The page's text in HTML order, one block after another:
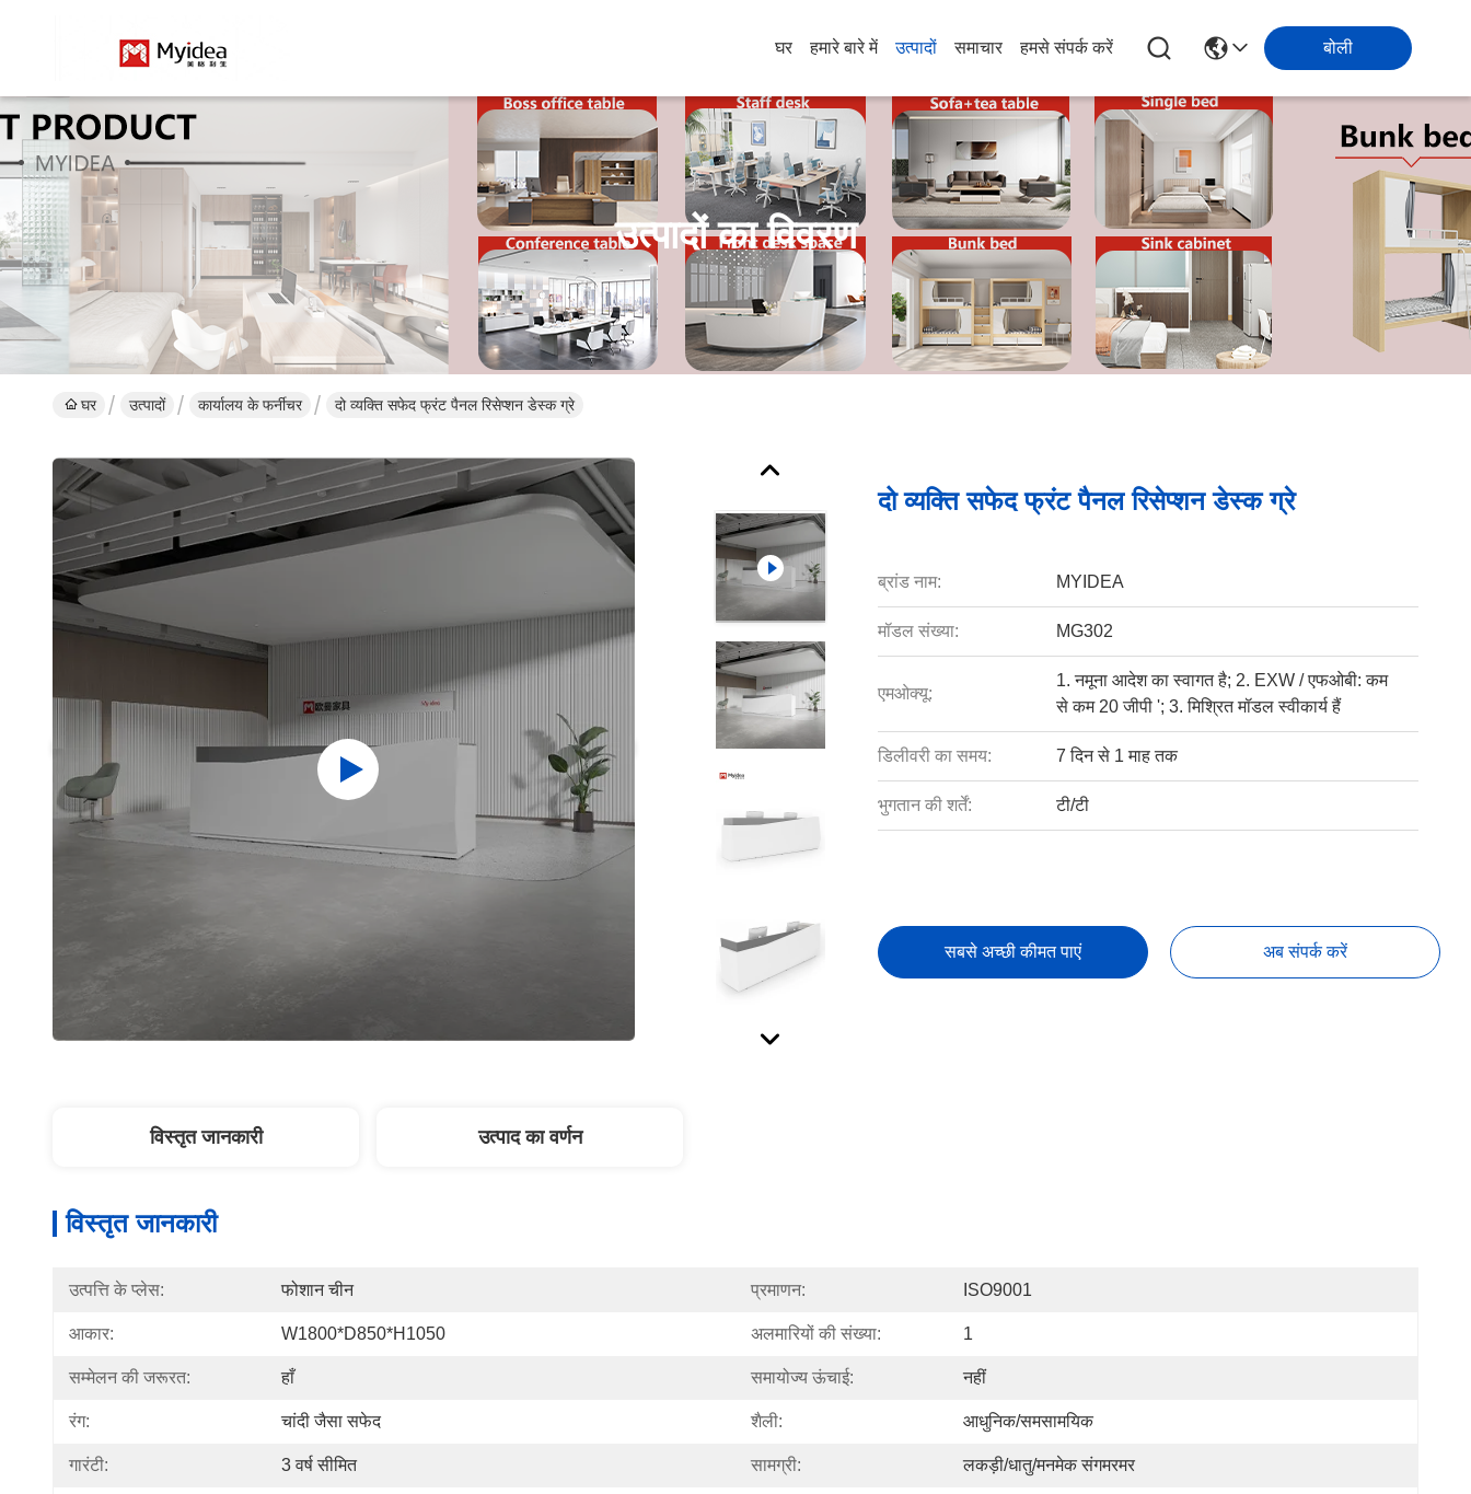
घर हमारे बारे में उत्पादों समाचार हमसे संपर्क करें बोली
उत्पादों का विवरण
घर उत्पादों कार्यालय के फर्नीचर दो व्यक्ति सफेद फ्रंट पैनल रिसेप्शन डेस्क ग्रे
दो व्यक्ति सफेद फ्रंट पैनल रिसेप्शन डेस्क ग्रे
ब्रांड नाम: MYIDEA
मॉडल संख्या: MG302
एमओक्यू:
1. नमूना आदेश का स्वागत है; 2. EXW / एफओबी: कम
से कम 20 जीपी '; 3. मिश्रित मॉडल स्वीकार्य हैं
डिलीवरी का समय: 7 दिन से 1 माह तक
भुगतान की शर्तें: टी/टी
सबसे अच्छी कीमत पाएं अब संपर्क करें
विस्तृत जानकारी उत्पाद का वर्णन
विस्तृत जानकारी
उत्पत्ति के प्लेस: फोशान चीन प्रमाणन: ISO9001
आकार: W1800*D850*H1050 अलमारियों की संख्या: 1
सम्मेलन की जरूरत: हाँ समायोज्य ऊंचाई: नहीं
रंग: चांदी जैसा सफेद शैली: आधुनिक/समसामयिक
गारंटी: 3 वर्ष सीमित सामग्री: लकड़ी/धातु/मनमेक संगमरमर